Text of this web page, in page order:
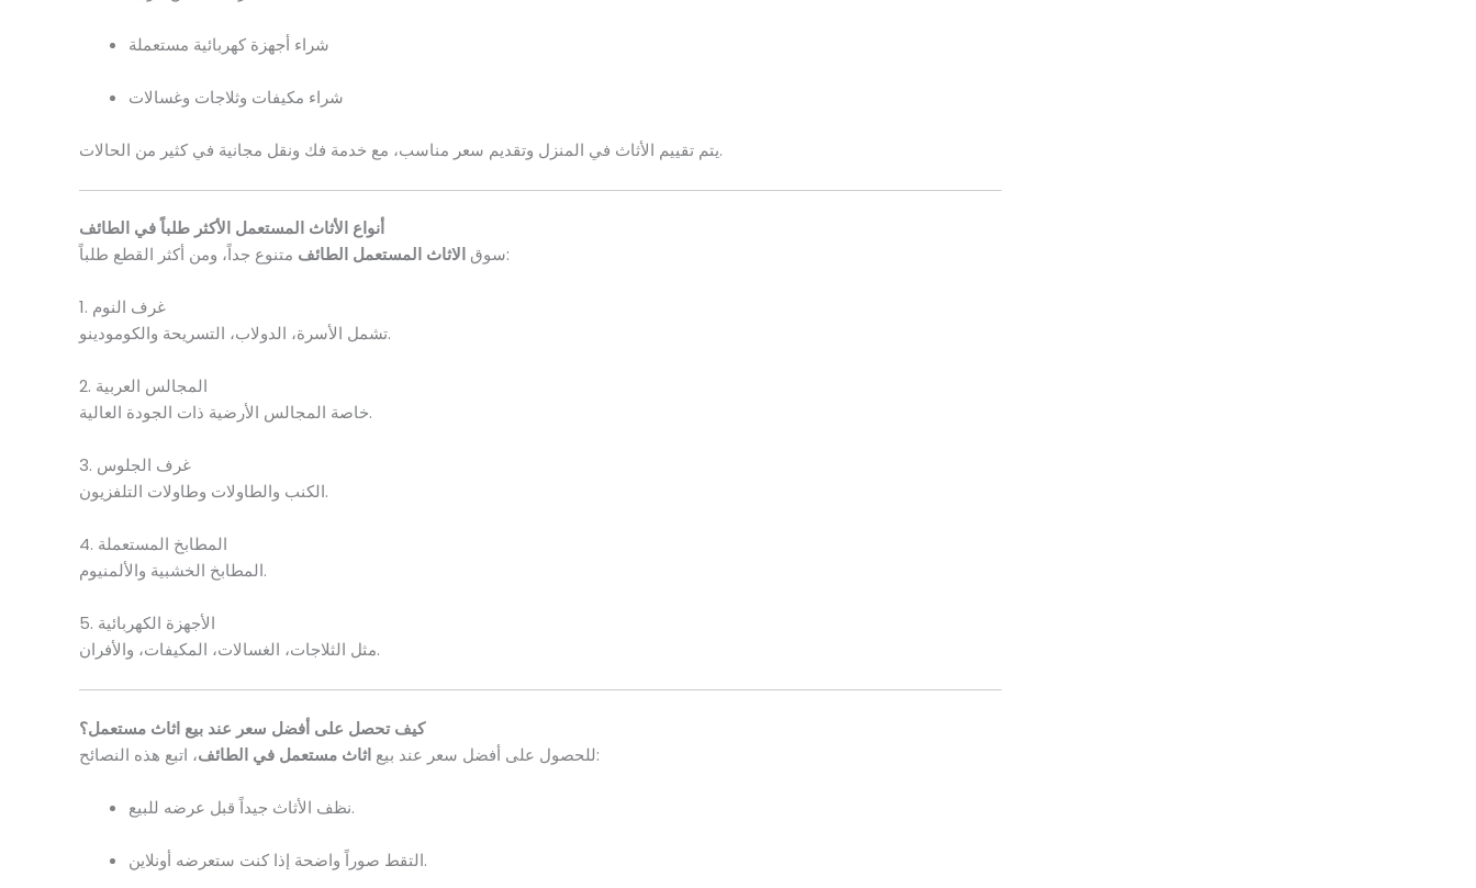
شراء أجهزة كهربائية مستعملة
شراء مكيفات وثلاجات وغسالات
يتم تقييم الأثاث في المنزل وتقديم سعر مناسب، مع خدمة فك ونقل مجانية في كثير من الحالات.
أنواع الأثاث المستعمل الأكثر طلباً في الطائف
سوق الاثاث المستعمل الطائف متنوع جداً، ومن أكثر القطع طلباً:
1. غرف النوم
تشمل الأسرة، الدولاب، التسريحة والكومودينو.
2. المجالس العربية
خاصة المجالس الأرضية ذات الجودة العالية.
3. غرف الجلوس
الكنب والطاولات وطاولات التلفزيون.
4. المطابخ المستعملة
المطابخ الخشبية والألمنيوم.
5. الأجهزة الكهربائية
مثل الثلاجات، الغسالات، المكيفات، والأفران.
كيف تحصل على أفضل سعر عند بيع اثاث مستعمل؟
للحصول على أفضل سعر عند بيع اثاث مستعمل في الطائف ، اتبع هذه النصائح:
نظف الأثاث جيداً قبل عرضه للبيع.
التقط صوراً واضحة إذا كنت ستعرضه أونلاين.